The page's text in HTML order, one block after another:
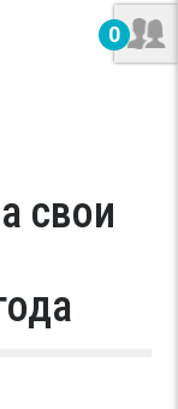
0
свои